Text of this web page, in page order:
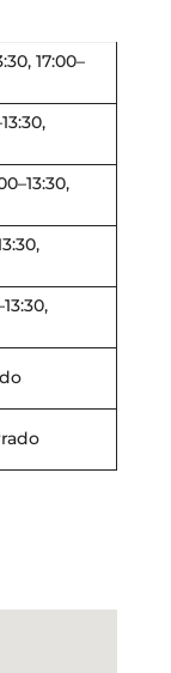
17:00–